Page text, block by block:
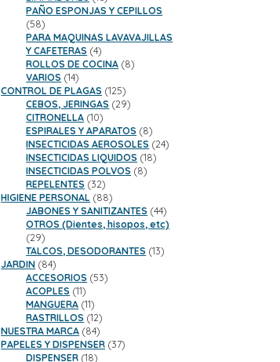
productos
PAÑO ESPONJAS Y CEPILLOS
5858
productos
PARA MAQUINAS LAVAVAJILLAS
Y CAFETERAS 44
productos
ROLLOS DE COCINA 88
VARIOS 1414
productos
CONTROL DE PLAGAS 125125
productos
CEBOS, JERINGAS 2929
CITRONELLA 1010
productos
ESPIRALES Y APARATOS 88
productos
INSECTICIDAS AEROSOLES 2424
INSECTICIDAS LIQUIDOS 1818
INSECTICIDAS POLVOS 88
REPELENTES 3232
productos
HIGIENE PERSONAL 8888
productos
JABONES Y SANITIZANTES 4444
productos
OTROS (Dientes, hisopos, etc)
2929
productos
TALCOS, DESODORANTES 1313
JARDIN 8484
productos
ACCESORIOS 5353
ACOPLES 1111
productos
MANGUERA 1111
productos
RASTRILLOS 1212
productos
NUESTRA MARCA 8484
productos
PAPELES Y DISPENSER 3737
DISPENSER 1818